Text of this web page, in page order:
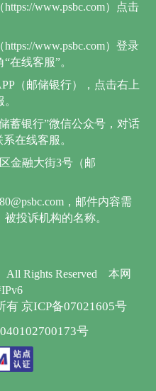
All Rights Reserved
本网
京ICP备07021605号
号
www.psbc.com）点击
www.psbc.com）登录
在线客服”。
（邮储银行），点击右上
蓄银行”微信公众号，对话
在线客服。
金融大街3号（邮
，邮件内容需
投诉机构的名称。